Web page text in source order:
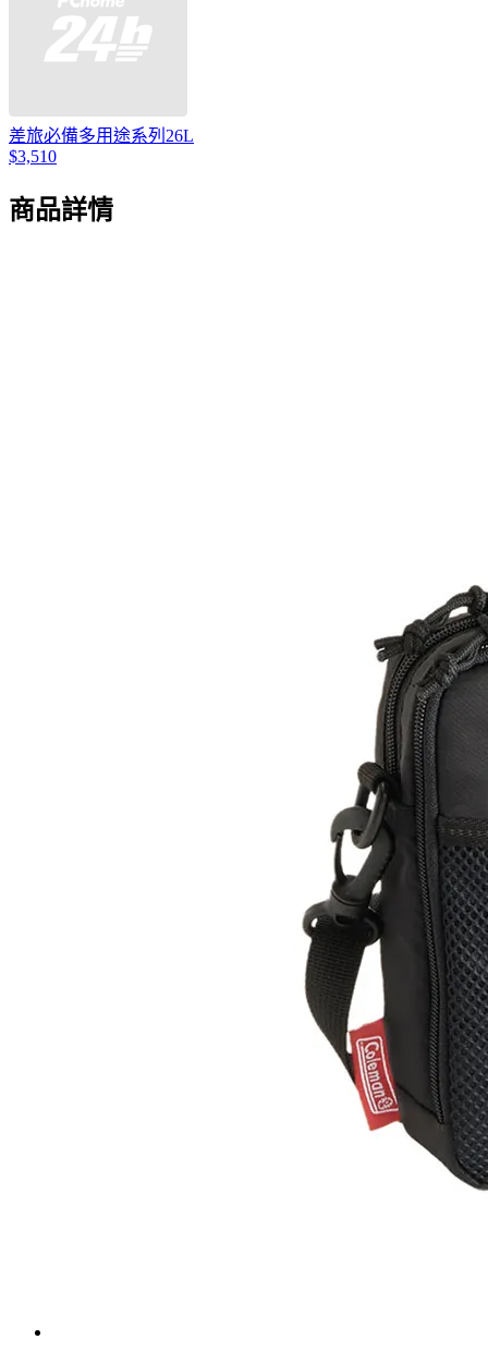
差旅必備多用途系列26L
$3,510
商品詳情